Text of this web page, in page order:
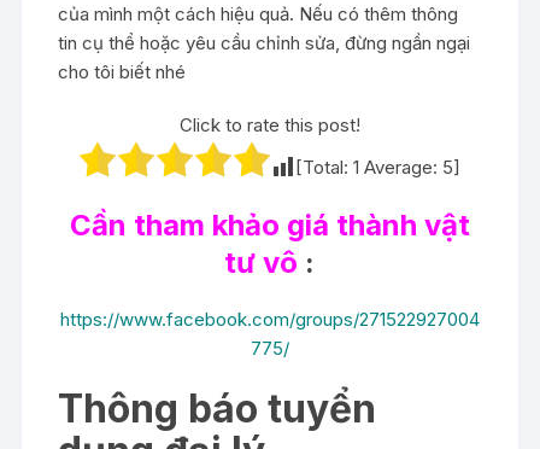
của mình một cách hiệu quả. Nếu có thêm thông
tin cụ thể hoặc yêu cầu chỉnh sửa, đừng ngần ngại
cho tôi biết nhé
Click to rate this post!
[Total:1 Average: 5]
Cần tham khảo giá thành vật
tư vô :
https://www.facebook.com/groups/271522927004
775/
Thông báo tuyển